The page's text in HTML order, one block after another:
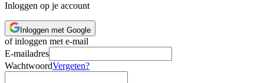
Inloggen op je account
Inloggen met Google
of inloggen met e-mail
E-mailadres
WachtwoordVergeten?